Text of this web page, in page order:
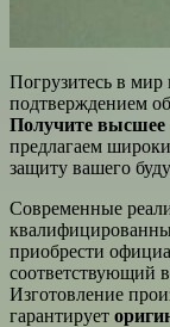
Погрузитесь в
подтверждением
Получите высшее
предлагаем
защиту вашего
Современные
приобрести
соответствующий
Изготовление
гарантирует